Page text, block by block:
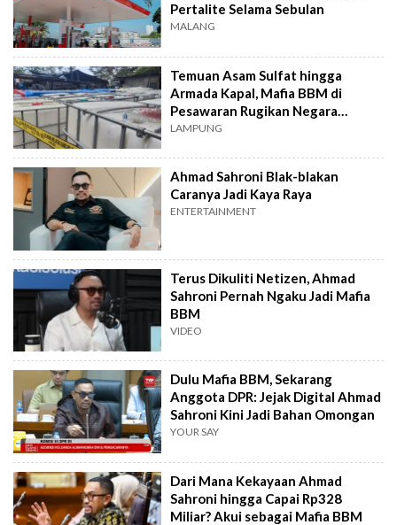
Pertalite Selama Sebulan
MALANG
Temuan Asam Sulfat hingga
Armada Kapal, Mafia BBM di
Pesawaran Rugikan Negara
Ratusan Miliar
LAMPUNG
Ahmad Sahroni Blak-blakan
Caranya Jadi Kaya Raya
ENTERTAINMENT
Terus Dikuliti Netizen, Ahmad
Sahroni Pernah Ngaku Jadi Mafia
BBM
VIDEO
Dulu Mafia BBM, Sekarang
Anggota DPR: Jejak Digital Ahmad
Sahroni Kini Jadi Bahan Omongan
YOUR SAY
Dari Mana Kekayaan Ahmad
Sahroni hingga Capai Rp328
Miliar? Akui sebagai Mafia BBM